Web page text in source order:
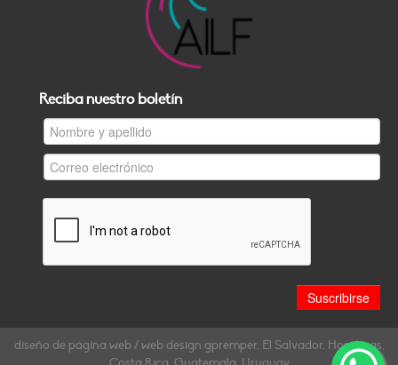
Reciba nuestro boletín
diseño de página web / web design gpremper, El Salvador, Honduras,